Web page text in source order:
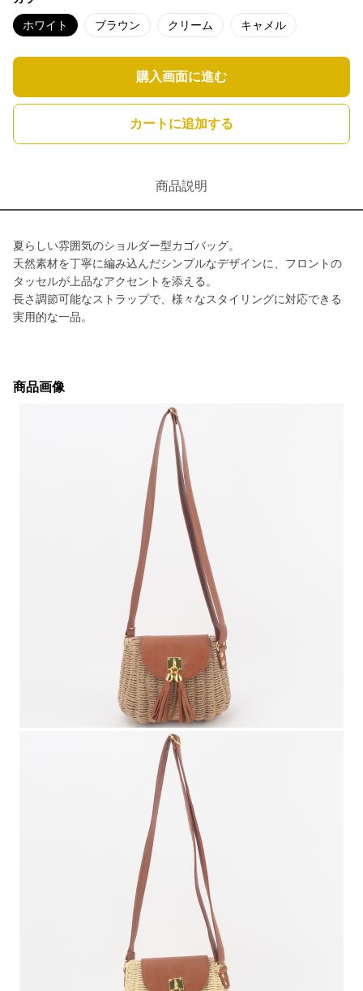
ホワイト ブラウン クリーム キャメル
購入画面に進む
カートに追加する
商品説明
夏らしい雰囲気のショルダー型カゴバッグ。
天然素材を丁寧に編み込んだシンプルなデザインに、フロントの
タッセルが上品なアクセントを添える。
長さ調節可能なストラップで、様々なスタイリングに対応できる
実用的な一品。
商品画像